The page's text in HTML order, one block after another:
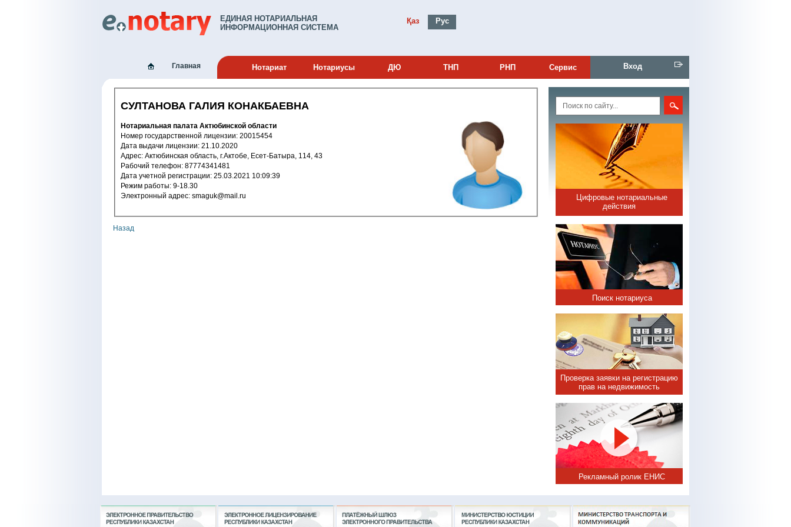
ЕДИНАЯ НОТАРИАЛЬНАЯ
ИНФОРМАЦИОННАЯ СИСТЕМА
Қаз Рус
Главная Нотариат Нотариусы ДЮ ТНП РНП Сервис Вход
СУЛТАНОВА ГАЛИЯ КОНАКБАЕВНА
Нотариальная палата Актюбинской области
Номер государственной лицензии: 20015454
Дата выдачи лицензии: 21.10.2020
Адрес: Актюбинская область, г.Актобе, Есет-Батыра, 114, 43
Рабочий телефон: 87774341481
Дата учетной регистрации: 25.03.2021 10:09:39
Режим работы: 9-18.30
Электронный адрес: smaguk@mail.ru
Назад
Цифровые нотариальные
действия
Поиск нотариуса
Проверка заявки на регистрацию
прав на недвижимость
Рекламный ролик ЕНИС